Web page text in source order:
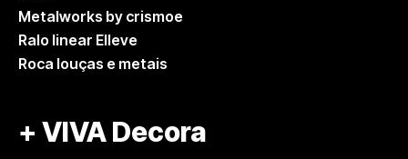
Metalworks by crismoe
Ralo linear Elleve
Roca louças e metais
+ VIVA Decora